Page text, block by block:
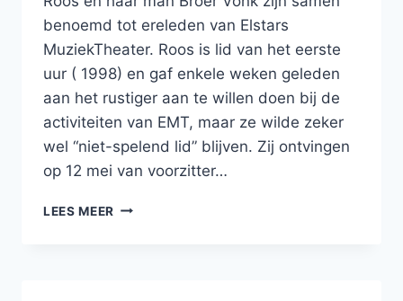
benoemd tot ereleden van Elstars
MuziekTheater. Roos is lid van het eerste
uur ( 1998) en gaf enkele weken geleden
aan het rustiger aan te willen doen bij de
activiteiten van EMT, maar ze wilde zeker
wel “niet-spelend lid” blijven. Zij ontvingen
op 12 mei van voorzitter…
LEES MEER ROOS